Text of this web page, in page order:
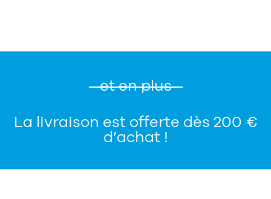
et en plus
La livraison est offerte dès 200 €
d’achat !